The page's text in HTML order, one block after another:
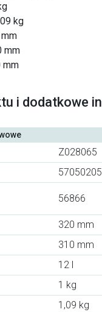
kg
mm
mm
i dodatkowe
Z028065
56866
320 mm
310 mm
12 l
1 kg
1,09 kg